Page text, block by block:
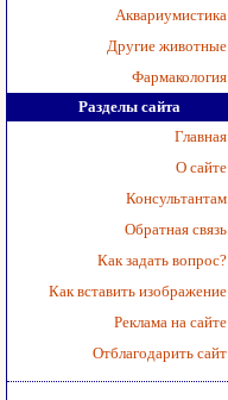
Аквариумистика
Другие животные
Фармакология
Разделы сайта
Главная
О сайте
Консультантам
Обратная связь
Как задать вопрос?
Как вставить изображение
Реклама на сайте
Отблагодарить сайт